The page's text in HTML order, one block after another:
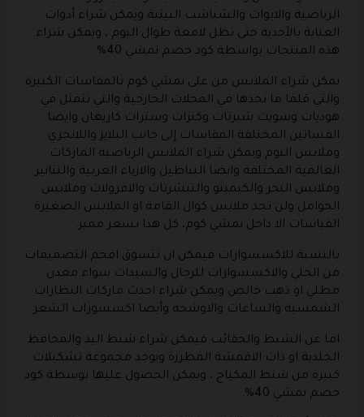
الرياضية والابوات والشباشب البيتية ويمكن شراء أدوات
العناية بالأحذية حتى تظل لامعة طوال اليوم ، ويمكن شراء
هذه المنتجات بواسطة كود خصم نمشي 40%.
يمكن شراء الملابس من على نمشي كوم بالمقاسات الكبيرة
والتي قلما ما نجدها في المحلات الخارجية والتي تتمثل في
هوديات وسويت شيرتات وكنزات وسترات كاريغان وايضا
الفساتين المختلفة المقاسات إلى جانب البلايز واللانجري
وملابس النوم ويمكن شراء الملابس الرياضية الماركات
العالمية المختلفة وايضا البناطيل والازياء العربية والتنانير
وملابس البحر والكيمينو والتيشرتات والافرولات وملابس
الحوامل ولن تجد ملابس كوال القامة او الملابس الصغيرة
القياسات الا داخل نمشي كوم، كل هذا بسعر مميز.
بالنسبة للاكسسوارات فيمكن ان تتسوق افخم التصميمات
من الحلي والاكسسوارات للرجال والسيدات سواء معدن
مطلي او ذهب خالص ويمكن شراء احدث ماركات النظارات
الشمسية والساعات والاوشحة وأيضا اكسسورات الشعر .
اما عن الشنط والحقائب فيمكن شراء شنط اليد والمحافظ
الجلدية او ذات الاقمشة المطرزة ويوجد مجموعة تشكيلات
كبيرة من شنط المكياج ، ويمكن الحصول عليها بوسطة كود
خصم نمشي 40%.